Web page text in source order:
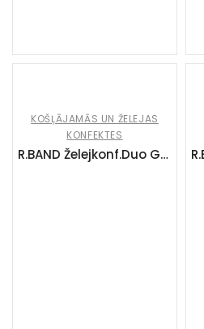
KOŠĻĀJAMĀS UN ŽELEJAS
KONFEKTES
R.BAND Želejkonf.Duo Gummies Fruity&Sweet (10*215g)